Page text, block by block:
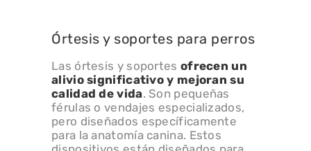
Órtesis y soportes para perros
Las órtesis y soportes ofrecen un
alivio significativo y mejoran su
calidad de vida. Son pequeñas
férulas o vendajes especializados,
pero diseñados específicamente
para la anatomía canina. Estos